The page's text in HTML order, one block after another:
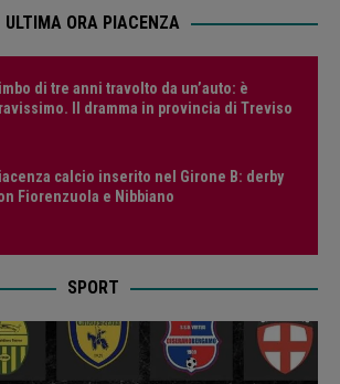
ULTIMA ORA PIACENZA
di tre anni travolto da un’auto: è
Il dramma in provincia di Treviso
calcio inserito nel Girone B: derby
Fiorenzuola e Nibbiano
SPORT